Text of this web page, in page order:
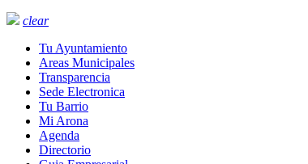
clear
Tu Ayuntamiento
Areas Municipales
Transparencia
Sede Electronica
Tu Barrio
Mi Arona
Agenda
Directorio